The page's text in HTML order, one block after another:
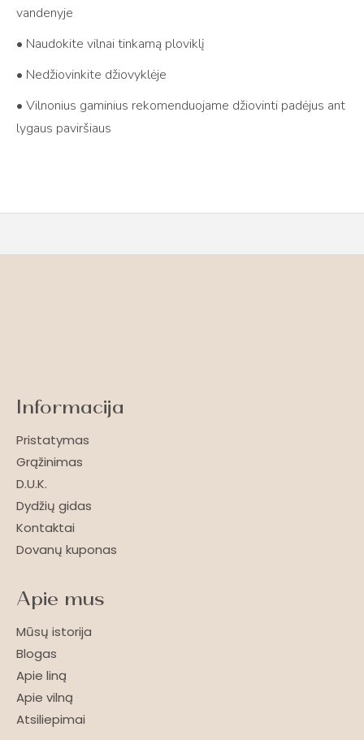
vandenyje
• Naudokite vilnai tinkamą ploviklį
• Nedžiovinkite džiovyklėje
• Vilnonius gaminius rekomenduojame džiovinti padėjus ant
lygaus paviršiaus
Informacija
Pristatymas
Grąžinimas
D.U.K.
Dydžių gidas
Kontaktai
Dovanų kuponas
Apie mus
Mūsų istorija
Blogas
Apie liną
Apie vilną
Atsiliepimai